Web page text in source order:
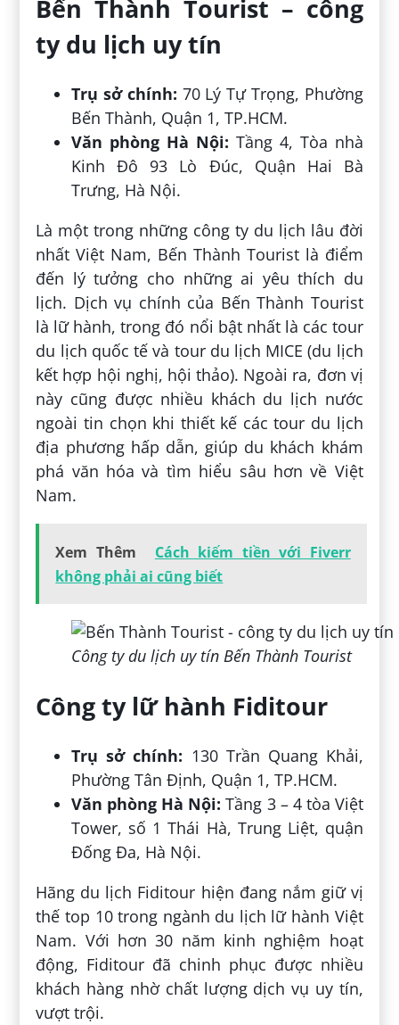
Bến Thành Tourist – công
ty du lịch uy tín
Trụ sở chính: 70 Lý Tự Trọng, Phường
Bến Thành, Quận 1, TP.HCM.
Văn phòng Hà Nội: Tầng 4, Tòa nhà
Kinh Đô 93 Lò Đúc, Quận Hai Bà
Trưng, Hà Nội.
Là một trong những công ty du lịch lâu đời
nhất Việt Nam, Bến Thành Tourist là điểm
đến lý tưởng cho những ai yêu thích du
lịch. Dịch vụ chính của Bến Thành Tourist
là lữ hành, trong đó nổi bật nhất là các tour
du lịch quốc tế và tour du lịch MICE (du lịch
kết hợp hội nghị, hội thảo). Ngoài ra, đơn vị
này cũng được nhiều khách du lịch nước
ngoài tin chọn khi thiết kế các tour du lịch
địa phương hấp dẫn, giúp du khách khám
phá văn hóa và tìm hiểu sâu hơn về Việt
Nam.
Xem Thêm
Cách kiếm tiền với Fiverr
không phải ai cũng biết
Công ty du lịch uy tín Bến Thành Tourist
Công ty lữ hành Fiditour
Trụ sở chính: 130 Trần Quang Khải,
Phường Tân Định, Quận 1, TP.HCM.
Văn phòng Hà Nội:Tầng 3 – 4 tòa Việt
Tower, số 1 Thái Hà, Trung Liệt, quận
Đống Đa, Hà Nội.
Hãng du lịch Fiditour hiện đang nắm giữ vị
thế top 10 trong ngành du lịch lữ hành Việt
Nam. Với hơn 30 năm kinh nghiệm hoạt
động, Fiditour đã chinh phục được nhiều
khách hàng nhờ chất lượng dịch vụ uy tín,
vượt trội.